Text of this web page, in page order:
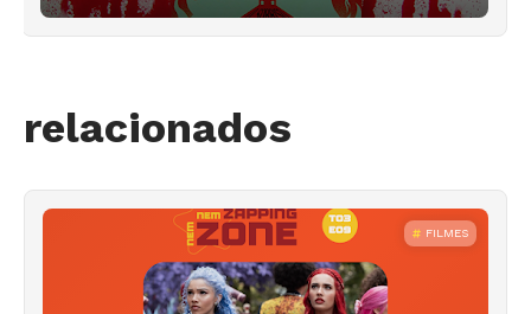
relacionados
FILMES